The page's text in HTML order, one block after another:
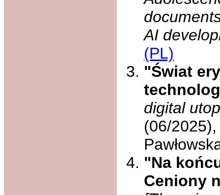
AI
(PL)
"Świat
digital
(06/2025),
"Na
Ceniony